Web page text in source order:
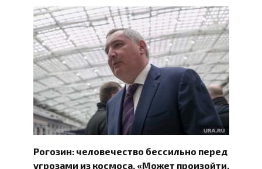
Рогозин: человечество бессильно перед
угрозами из космоса. «Может произойти,